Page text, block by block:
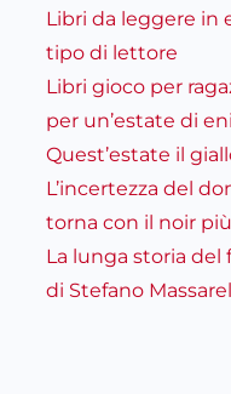
Libri da leggere in
tipo di lettore
Libri gioco per
per un’estate di
Quest’estate il
L’incertezza del
torna con il noir
La lunga storia del
di Stefano